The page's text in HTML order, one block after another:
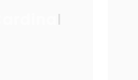
Cardinal